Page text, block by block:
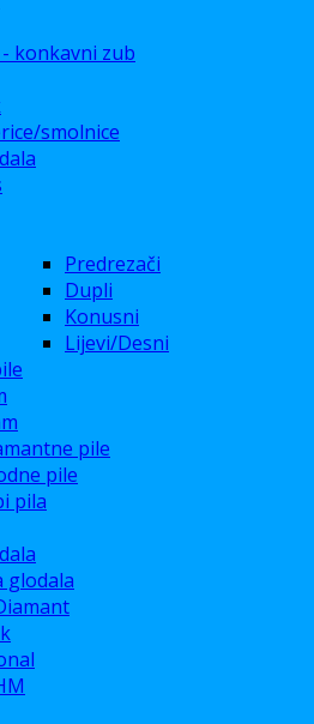
konkavni zub
smolnice
Predrezači
Dupli
Konusni
Lijevi/Desni
pile
pile
pila
glodala